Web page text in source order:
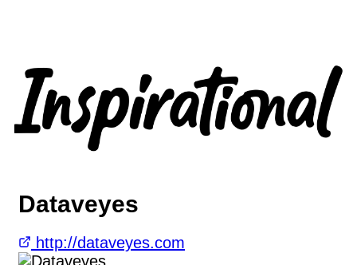
Dataveyes
http://dataveyes.com